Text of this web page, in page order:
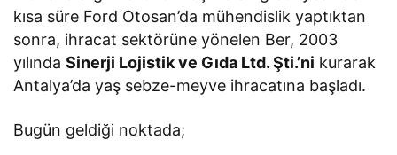
kısa süre Ford Otosan’da mühendislik yaptıktan
sonra, ihracat sektörüne yönelen Ber, 2003
yılındaSinerji Lojistik ve Gıda Ltd. Şti.’ni kurarak
Antalya’da yaş sebze-meyve ihracatına başladı.
Bugün geldiği noktada;